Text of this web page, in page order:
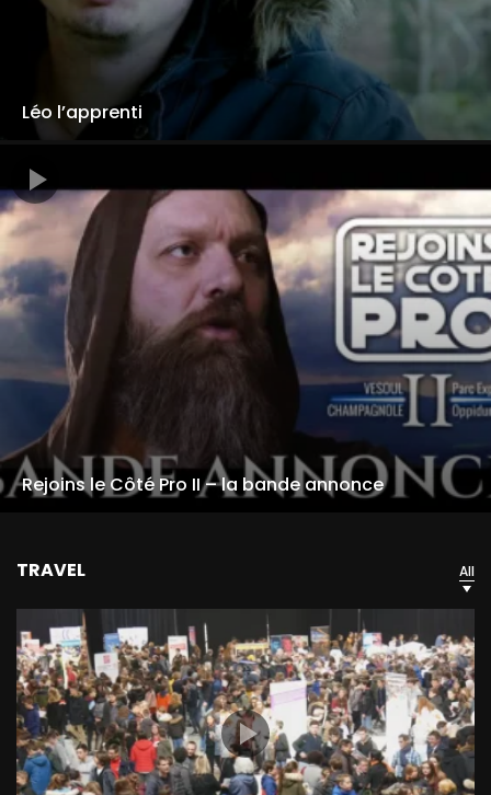
Léo l’apprenti
Rejoins le Côté Pro II – la bande annonce
TRAVEL All